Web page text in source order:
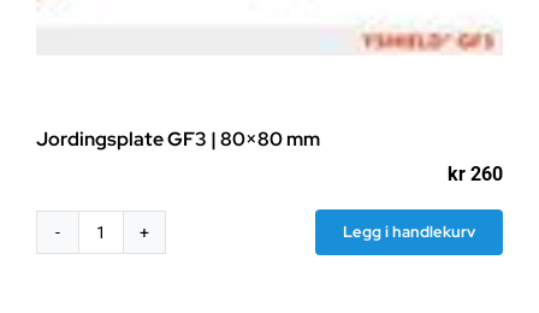
Jordingsplate GF3 | 80×80 mm
kr 260
Jordingsplate
Legg i handlekurv